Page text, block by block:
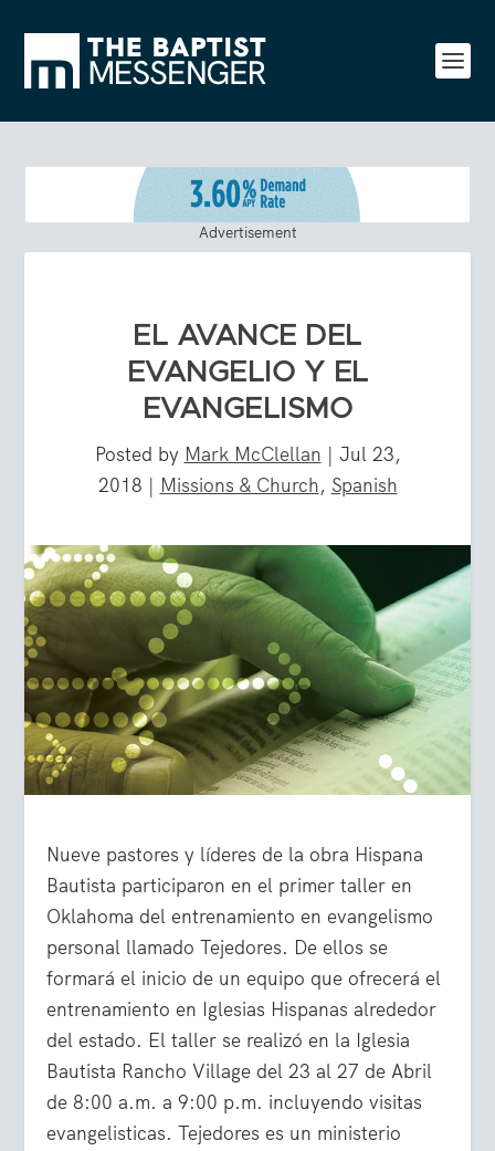
Advertisement
EL AVANCE DEL
EVANGELIO Y EL
EVANGELISMO
Posted by Mark McClellan | Jul 23,
2018 | Missions & Church, Spanish
Nueve pastores y líderes de la obra Hispana
Bautista participaron en el primer taller en
Oklahoma del entrenamiento en evangelismo
personal llamado Tejedores. De ellos se
formará el inicio de un equipo que ofrecerá el
entrenamiento en Iglesias Hispanas alrededor
del estado. El taller se realizó en la Iglesia
Bautista Rancho Village del 23 al 27 de Abril
de 8:00 a.m. a 9:00 p.m. incluyendo visitas
evangelisticas. Tejedores es un ministerio